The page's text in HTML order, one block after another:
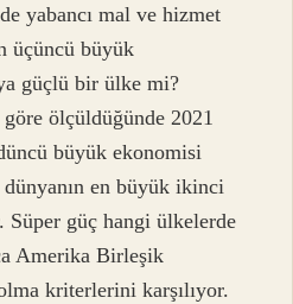
yabancı mal ve hizmet
üçüncü büyük
güçlü bir ülke mi?
ölçüldüğünde 2021
büyük ekonomisi
en büyük ikinci
Süper güç hangi ülkelerde
Amerika Birleşik
kriterlerini karşılıyor.